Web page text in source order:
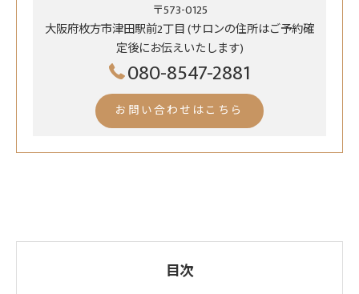
〒573-0125
大阪府枚方市津田駅前2丁目 (サロンの住所はご予約確
定後にお伝えいたします)
080-8547-2881
お問い合わせはこちら
目次